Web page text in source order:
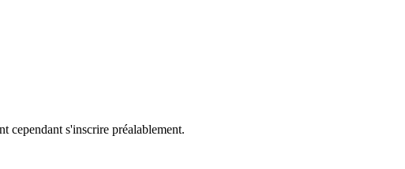
cependant s'inscrire préalablement.